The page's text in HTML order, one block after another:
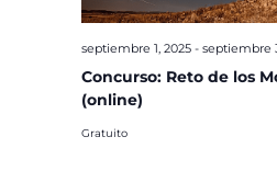
Concurso: Reto de los
(online)
septiembre 1, 2025- septiembre
Gratuito